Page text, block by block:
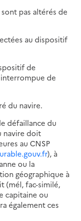
sont pas altérés de
au dispositif
de
de
du navire.
défaillance du
navire doit
au CNSP
), à
ou la
géographique à
(mél, fac-similé,
capitaine ou
également ces